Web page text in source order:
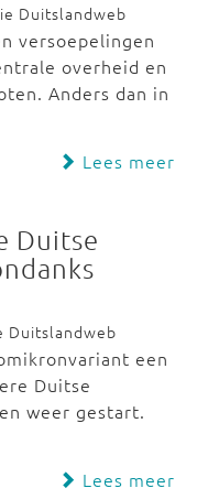
Duitslandweb
versoepelingen
overheid en
Anders dan in
Lees meer
Duitse
Duitslandweb
een
Duitse
weer gestart.
Lees meer